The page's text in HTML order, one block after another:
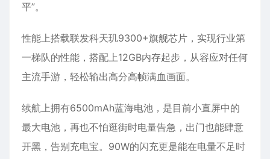
平”。
性能上搭载联发科天玑9300+旗舰芯片，实现行业第
一梯队的性能，搭配上12GB内存起步，从容应对任何
主流手游，轻松输出高分高帧满血画面。
续航上拥有6500mAh蓝海电池，是目前小直屏中的
最大电池，再也不怕逛街时电量告急，出门也能肆意
开黑，告别充电宝。90W的闪充更是能在电量不足时